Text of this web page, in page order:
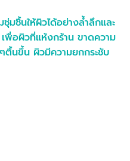
มชื้นให้ผิวได้อย่างล้ำลึกและ
พื่อผิวที่แห้งกร้าน ขาดความ
ตื้นขึ้น ผิวมีความยกกระชับ